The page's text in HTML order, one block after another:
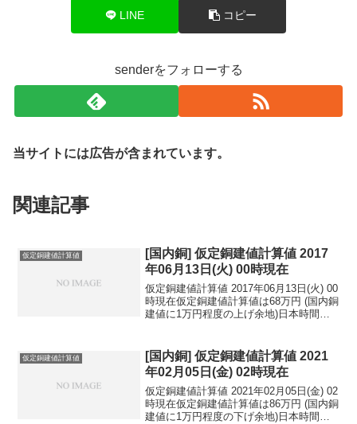
LINE コピー
senderをフォローする
当サイトには広告が含まれています。
関連記事
仮定銅建値計算値
[国内銅] 仮定銅建値計算値 2017
年06月13日(火) 00時現在
仮定銅建値計算値 2017年06月13日(火) 00
時現在仮定銅建値計算値は68万円 (国内銅
建値に1万円程度の上げ余地)日本時間
民元：1...
仮定銅建値計算値
[国内銅] 仮定銅建値計算値 2021
年02月05日(金) 02時現在
仮定銅建値計算値 2021年02月05日(金) 02
時現在仮定銅建値計算値は86万円 (国内銅
建値に1万円程度の下げ余地)日本時間